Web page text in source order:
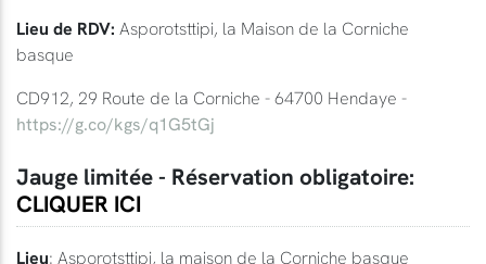
Lieu de RDV: Asporotsttipi, la Maison de la Corniche
basque
CD912, 29 Route de la Corniche - 64700 Hendaye -
https://g.co/kgs/q1G5tGj
Jauge limitée - Réservation obligatoire:
CLIQUER ICI
Lieu: Asporotsttipi, la maison de la Corniche basque